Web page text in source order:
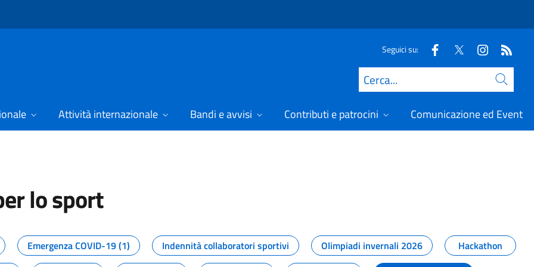
Seguici su:
Cerca
Attività internazionale Bandi e avvisi Contributi e patrocini Comunicazione ed Eventi
lo sport
dal Dipartimento per lo sport
Emergenza COVID-19 (1) Indennità collaboratori sportivi Olimpiadi invernali 2026
Hackathon